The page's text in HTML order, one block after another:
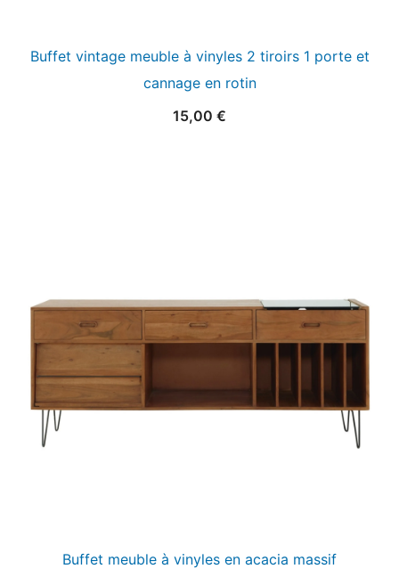
Buffet vintage meuble à vinyles 2 tiroirs 1 porte et
cannage en rotin
15,00 €
Buffet meuble à vinyles en acacia massif